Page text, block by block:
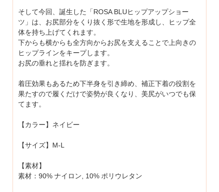
そして今回、誕生した「ROSA BLUヒップアップショー
ツ」は、お尻部分をくり抜く形で生地を形成し、ヒップ全
体を持ち上げてくれます。
下からも横からも全方向からお尻を支えることで上向きの
ヒップラインをキープします。
お尻の垂れと揺れを防ぎます。
着圧効果もあるため下半身を引き締め、補正下着の役割を
果たすので履くだけで姿勢が良くなり、美尻がいつでも保
てます。
【カラー】ネイビー
【サイズ】M-L
【素材】
素材：90% ナイロン, 10% ポリウレタン